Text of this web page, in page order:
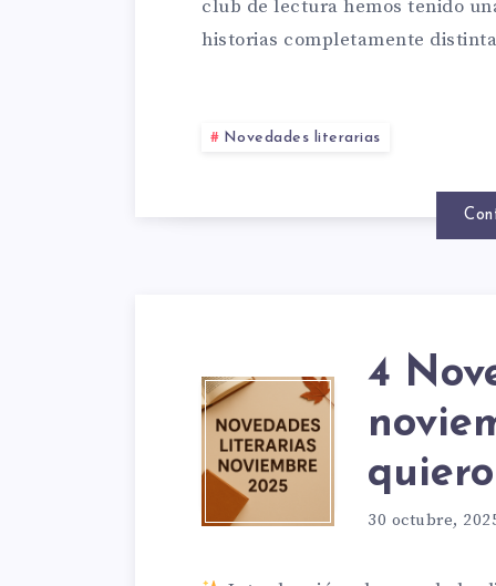
LEER
VER
2025:
LOS
3
DEL
CLUB
club de lectura hemos tenido
historias completamente
Novedades literarias
4
4
30 octubre,